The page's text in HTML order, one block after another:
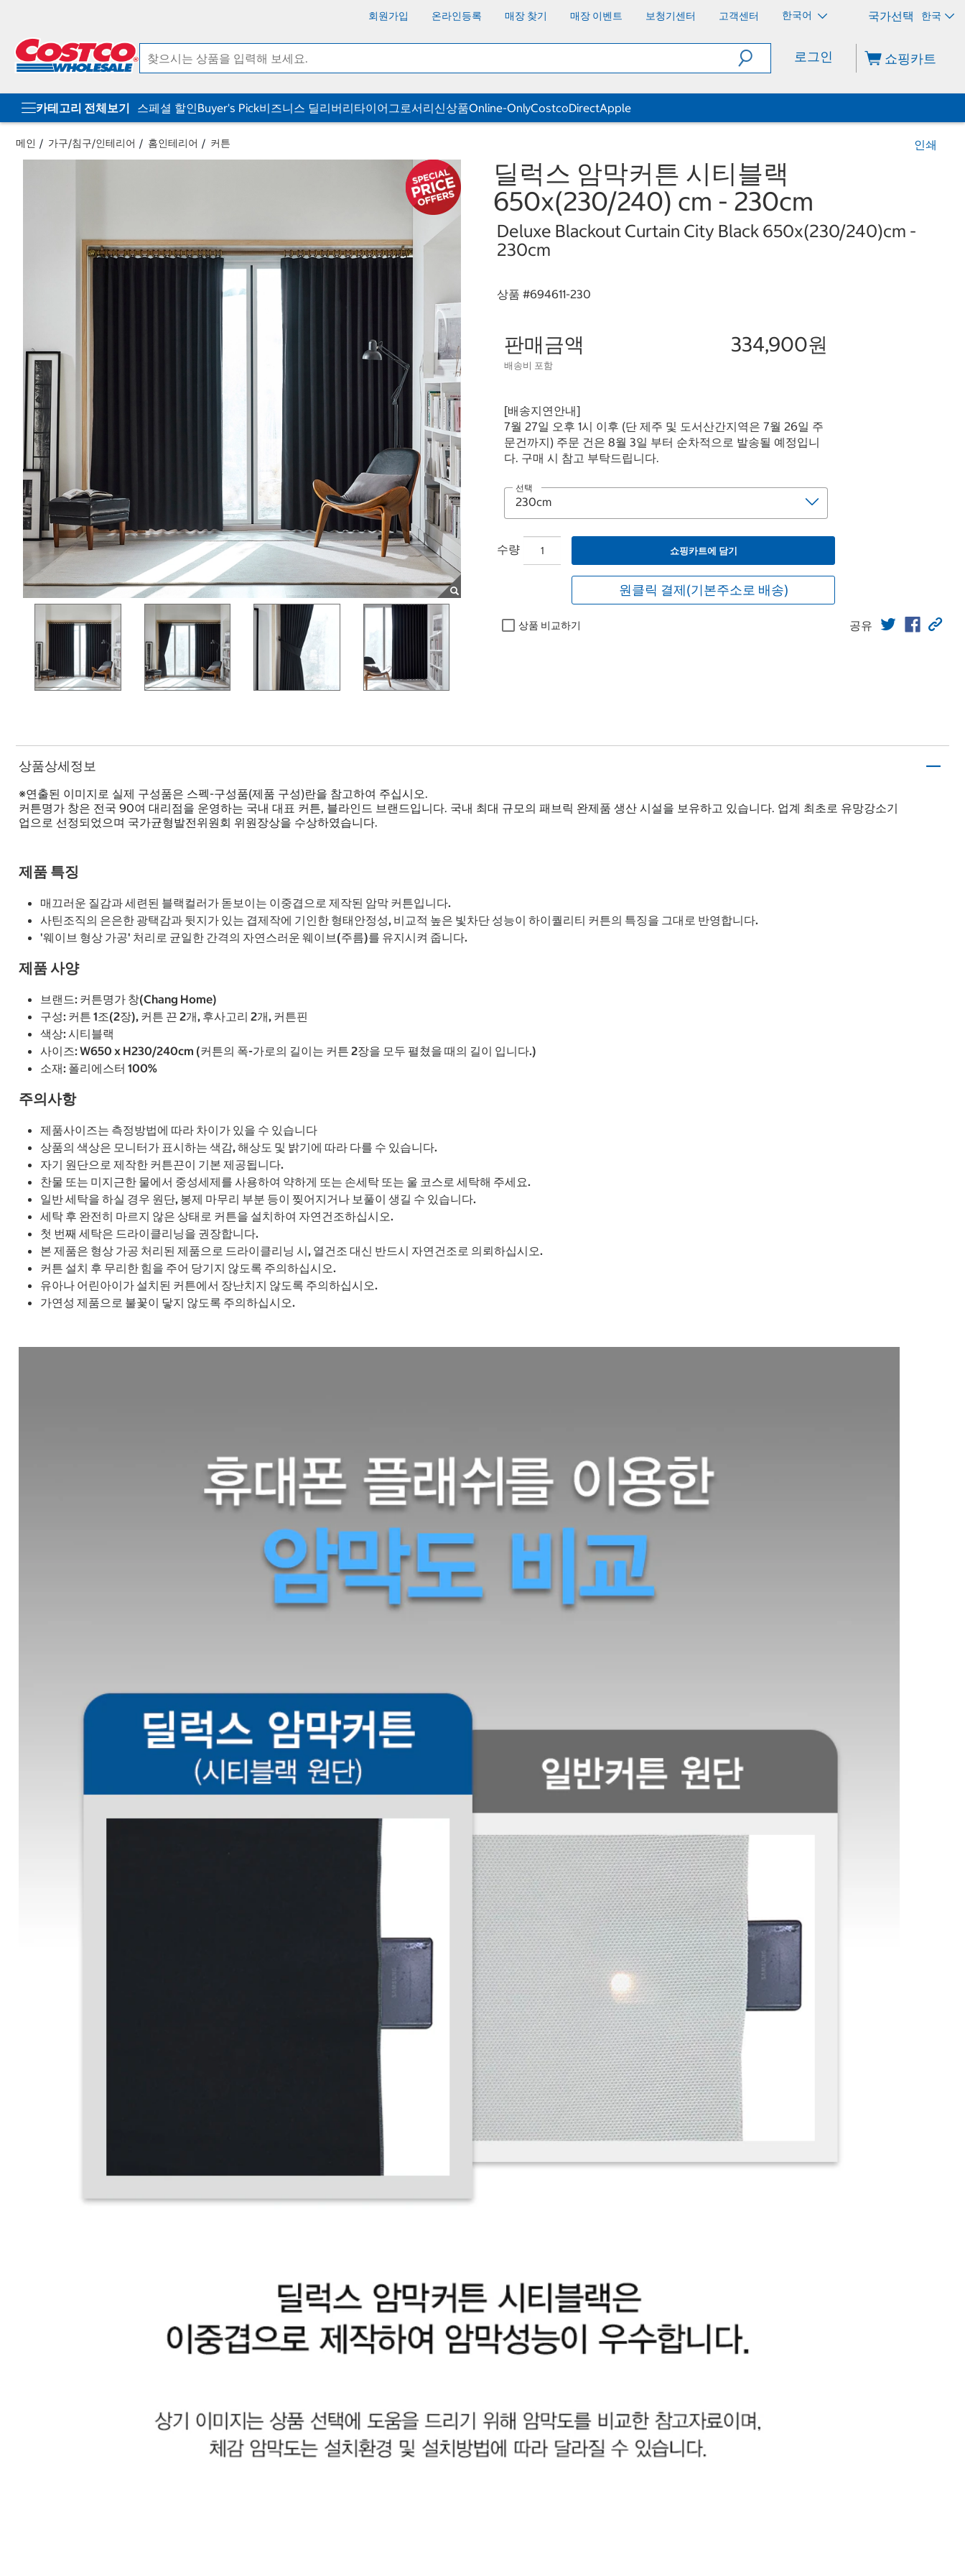
회원가입 온라인등록 매장 찾기 매장 이벤트 보청기센터 고객센터 한국어 한국
로그인 쇼핑카트
카테고리 전체보기 스페셜 할인Buyer's Pick비즈니스 딜리버리타이어그로서리신상품Online-OnlyCostcoDirectApple
메인 가구/침구/인테리어 홈인테리어 커튼 인쇄
딜럭스 암막커튼 시티블랙
650x(230/240) cm - 230cm
Deluxe Blackout Curtain City Black 650x(230/240)cm -
230cm
상품 #694611-230
판매금액 334,900원
배송비 포함
[배송지연안내]
7월 27일 오후 1시 이후 (단 제주 및 도서산간지역은 7월 26일 주
문건까지) 주문 건은 8월 3일 부터 순차적으로 발송될 예정입니
다. 구매 시 참고 부탁드립니다.
선택
수량 쇼핑카트에 담기
원클릭 결제(기본주소로 배송)
상품 비교하기 공유
상품상세정보
※연출된 이미지로 실제 구성품은 스펙-구성품(제품 구성)란을 참고하여 주십시오.
커튼명가 창은 전국 90여 대리점을 운영하는 국내 대표 커튼, 블라인드 브랜드입니다. 국내 최대 규모의 패브릭 완제품 생산 시설을 보유하고 있습니다. 업계 최초로 유망강소기
업으로 선정되었으며 국가균형발전위원회 위원장상을 수상하였습니다.
제품 특징
매끄러운 질감과 세련된 블랙컬러가 돋보이는 이중겹으로 제작된 암막 커튼입니다.
사틴조직의 은은한 광택감과 뒷지가 있는 겹제작에 기인한 형태안정성, 비교적 높은 빛차단 성능이 하이퀄리티 커튼의 특징을 그대로 반영합니다.
'웨이브 형상 가공' 처리로 균일한 간격의 자연스러운 웨이브(주름)를 유지시켜 줍니다.
제품 사양
브랜드: 커튼명가 창(Chang Home)
구성: 커튼 1조(2장), 커튼 끈 2개, 후사고리 2개, 커튼핀
색상: 시티블랙
사이즈: W650 x H230/240cm (커튼의 폭-가로의 길이는 커튼 2장을 모두 펼쳤을 때의 길이 입니다.)
소재: 폴리에스터 100%
주의사항
제품사이즈는 측정방법에 따라 차이가 있을 수 있습니다
상품의 색상은 모니터가 표시하는 색감, 해상도 및 밝기에 따라 다를 수 있습니다.
자기 원단으로 제작한 커튼끈이 기본 제공됩니다.
찬물 또는 미지근한 물에서 중성세제를 사용하여 약하게 또는 손세탁 또는 울 코스로 세탁해 주세요.
일반 세탁을 하실 경우 원단, 봉제 마무리 부분 등이 찢어지거나 보풀이 생길 수 있습니다.
세탁 후 완전히 마르지 않은 상태로 커튼을 설치하여 자연건조하십시오.
첫 번째 세탁은 드라이클리닝을 권장합니다.
본 제품은 형상 가공 처리된 제품으로 드라이클리닝 시, 열건조 대신 반드시 자연건조로 의뢰하십시오.
커튼 설치 후 무리한 힘을 주어 당기지 않도록 주의하십시오.
유아나 어린아이가 설치된 커튼에서 장난치지 않도록 주의하십시오.
가연성 제품으로 불꽃이 닿지 않도록 주의하십시오.